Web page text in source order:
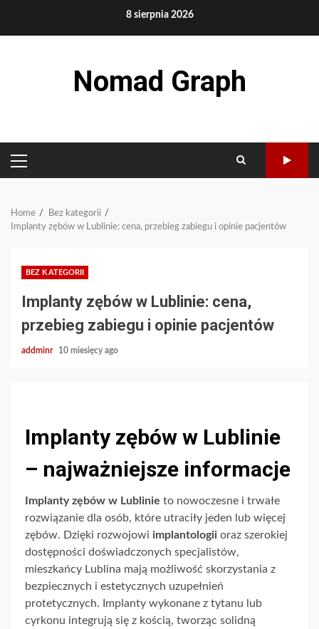
8 sierpnia 2026
Nomad Graph
PRIMARY
MENU
Home
Bez kategorii
Implanty zębów w Lublinie: cena, przebieg zabiegu i opinie pacjentów
BEZ KATEGORII
Implanty zębów w Lublinie: cena,
przebieg zabiegu i opinie pacjentów
addminr 10 miesięcy ago
Implanty zębów w Lublinie
– najważniejsze informacje
Implanty zębów w Lublinie to nowoczesne i trwałe
rozwiązanie dla osób, które utraciły jeden lub więcej
zębów. Dzięki rozwojowi implantologii oraz szerokiej
dostępności doświadczonych specjalistów,
mieszkańcy Lublina mają możliwość skorzystania z
bezpiecznych i estetycznych uzupełnień
protetycznych. Implanty wykonane z tytanu lub
cyrkonu integrują się z kością, tworząc solidną